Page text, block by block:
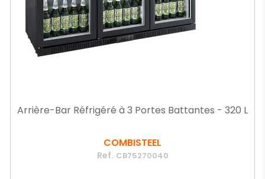
Arrière-Bar Réfrigéré à 3 Portes Battantes - 320 L
COMBISTEEL
Ref. CB75270040